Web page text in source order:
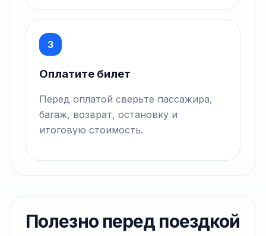
3
Оплатите билет
Перед оплатой сверьте пассажира,
багаж, возврат, остановку и
итоговую стоимость.
Полезно перед поездкой